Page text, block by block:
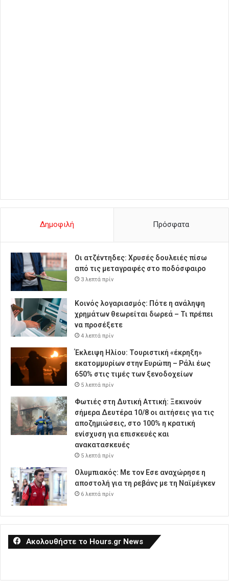
Δημοφιλή Πρόσφατα
Οι ατζέντηδες: Χρυσές δουλειές πίσω
από τις μεταγραφές στο ποδόσφαιρο
3 λεπτά πρίν
Κοινός λογαριασμός: Πότε η ανάληψη
χρημάτων θεωρείται δωρεά – Τι πρέπει
να προσέξετε
4 λεπτά πρίν
Έκλειψη Ηλίου: Τουριστική «έκρηξη»
εκατομμυρίων στην Ευρώπη – Ράλι έως
650% στις τιμές των ξενοδοχείων
5 λεπτά πρίν
Φωτιές στη Δυτική Αττική: Ξεκινούν
σήμερα Δευτέρα 10/8 οι αιτήσεις για τις
αποζημιώσεις, στο 100% η κρατική
ενίσχυση για επισκευές και
ανακατασκευές
5 λεπτά πρίν
Ολυμπιακός: Με τον Εσε αναχώρησε η
αποστολή για τη ρεβάνς με τη Ναϊμέγκεν
6 λεπτά πρίν
Ακολουθήστε το Hours.gr News